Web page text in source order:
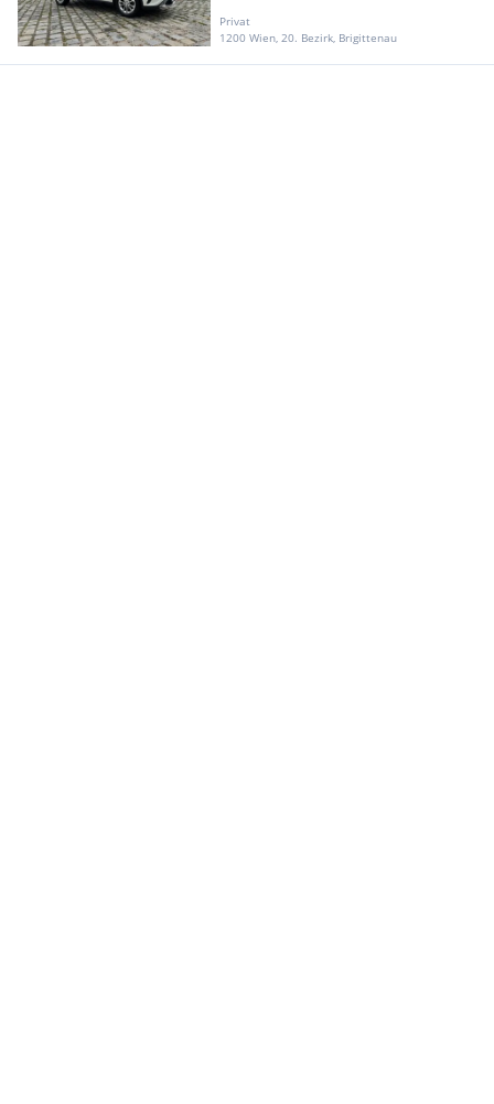
Privat
1200 Wien, 20. Bezirk, Brigittenau